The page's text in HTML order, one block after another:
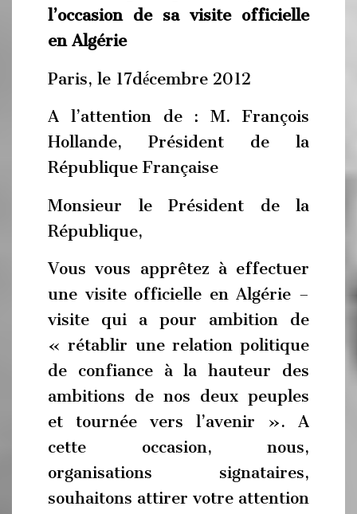
l’occasion de sa visite officielle
en Algérie
Paris, le 17dé́cembre 2012
A l’attention de : M. François
Hollande, Président de la
République Française
Monsieur le Président de la
République,
Vous vous apprêtez à effectuer
une visite officielle en Algérie –
visite qui a pour ambition de
« rétablir une relation politique
de confiance à la hauteur des
ambitions de nos deux peuples
et tournée vers l’avenir ». A
cette occasion, nous,
organisations signataires,
souhaitons attirer votre attention